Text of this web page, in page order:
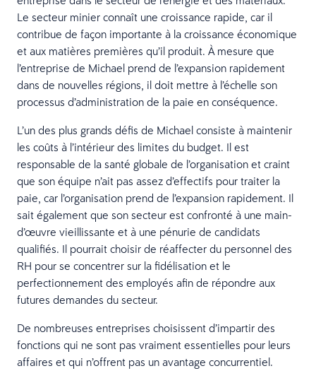
Le secteur minier connaît une croissance rapide, car il
contribue de façon importante à la croissance économique
et aux matières premières qu’il produit. À mesure que
l’entreprise de Michael prend de l’expansion rapidement
dans de nouvelles régions, il doit mettre à l’échelle son
processus d’administration de la paie en conséquence.
L’un des plus grands défis de Michael consiste à maintenir
les coûts à l’intérieur des limites du budget. Il est
responsable de la santé globale de l’organisation et craint
que son équipe n’ait pas assez d’effectifs pour traiter la
paie, car l’organisation prend de l’expansion rapidement. Il
sait également que son secteur est confronté à une main-
d’œuvre vieillissante et à une pénurie de candidats
qualifiés. Il pourrait choisir de réaffecter du personnel des
RH pour se concentrer sur la fidélisation et le
perfectionnement des employés afin de répondre aux
futures demandes du secteur.
De nombreuses entreprises choisissent d’impartir des
fonctions qui ne sont pas vraiment essentielles pour leurs
affaires et qui n’offrent pas un avantage concurrentiel.